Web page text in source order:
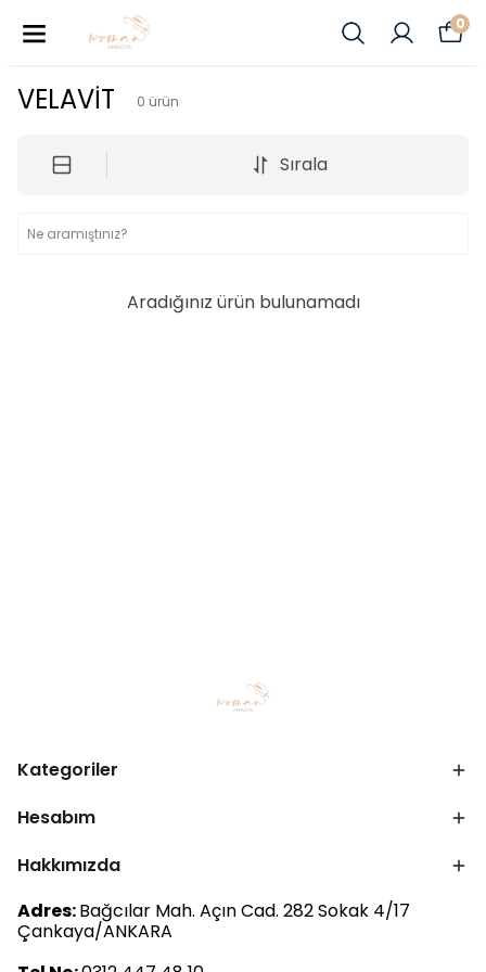
0
VELAVİT 0 ürün
Sırala
Aradığınız ürün bulunamadı
Kategoriler
Hesabım
Hakkımızda
Adres:Bağcılar Mah. Açın Cad. 282 Sokak 4/17
Çankaya/ANKARA